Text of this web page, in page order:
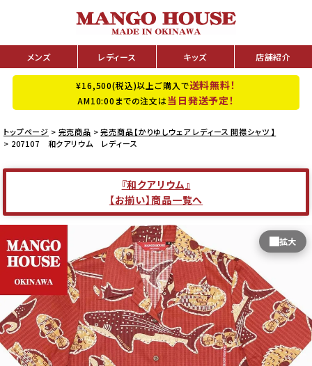
メンズ レディース キッズ 店舗紹介
¥16,500(税込)以上ご購入で送料無料！
AM10:00までの注文は当日発送予定！
トップページ 完売商品
完売商品【かりゆしウェア レディース 開襟シャツ 】
207107 和クアリウム レディース
『和クアリウム』
【お揃い】商品一覧へ